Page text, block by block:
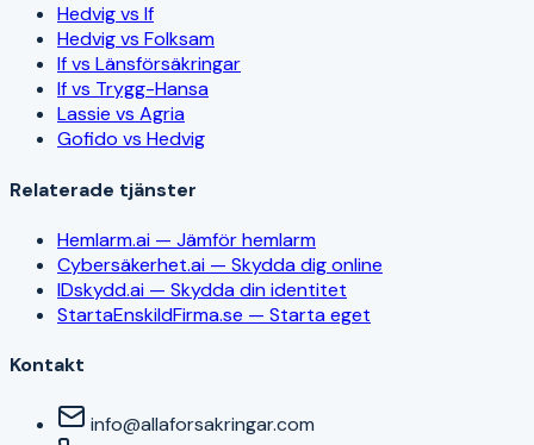
Hedvig vs If
Hedvig vs Folksam
If vs Länsförsäkringar
If vs Trygg-Hansa
Lassie vs Agria
Gofido vs Hedvig
Relaterade tjänster
Hemlarm.ai — Jämför hemlarm
Cybersäkerhet.ai — Skydda dig online
IDskydd.ai — Skydda din identitet
StartaEnskildFirma.se — Starta eget
Kontakt
info@allaforsakringar.com